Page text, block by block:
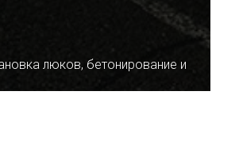
люков, бетонирование и